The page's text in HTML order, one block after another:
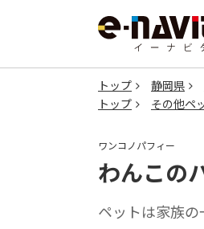
トップ 静岡県
トップ
その他ペ
ワンコノパフィー
わんこの
ペットは家族